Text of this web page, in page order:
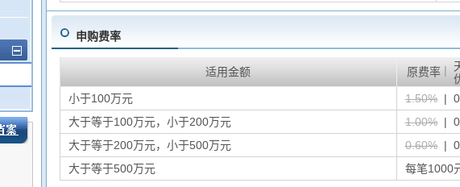
申购费率
适用金额 原费率 |
小于100万元
1.50%|
大于等于100万元，小于200万元
1.00%|
大于等于200万元，小于500万元
0.60%|
大于等于500万元
每笔1000